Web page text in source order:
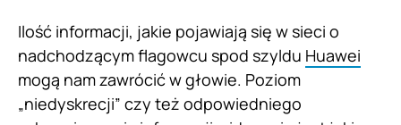
Ilość informacji, jakie pojawiają się w sieci o
nadchodzącym flagowcu spod szyldu Huawei
mogą nam zawrócić w głowie. Poziom
„niedyskrecji” czy też odpowiedniego